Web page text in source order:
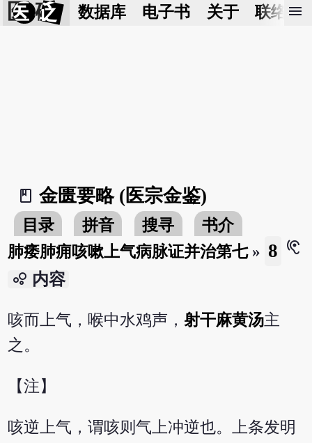
医 砭 数据库 电子书 关于 联络我
menu
book_2
金匮要略 (医宗金鉴)
目录 拼音 搜寻
书介
肺痿肺痈咳嗽上气病脉证并治第七» 8 hearing
bubble_chart 内容
咳而上气，喉中水鸡声，射干麻黄汤主
之。
【注】
咳逆上气，谓咳则气上冲逆也。上条发明